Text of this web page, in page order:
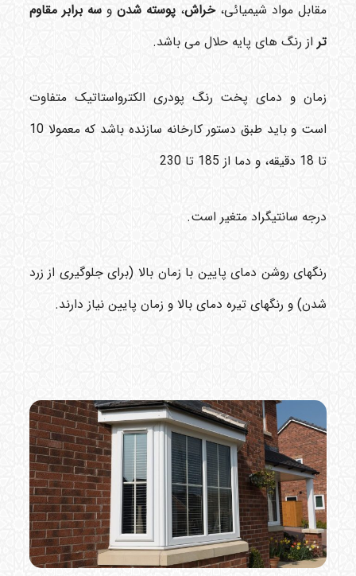
مقابل مواد شیمیائی،خراش، پوسته شدنوسه برابرمقاوم
تر از رنگ های پایه حلال می باشد.
زمان و دمای پخت رنگ پودری الکترواستاتیک متفاوت
است و باید طبق دستور کارخانه سازنده باشد که معمولا 10
تا 18 دقیقه، و دما از 185 تا 230
درجه سانتیگراد متغیر است.
رنگهای روشن دمای پایین با زمان بالا (برای جلوگیری از زرد
شدن) و رنگهای تیره دمای بالا و زمان پایین نیاز دارند.